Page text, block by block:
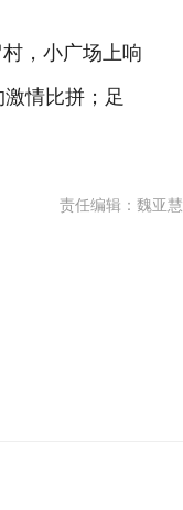
，小广场上响
情比拼；足
责任编辑：魏亚慧